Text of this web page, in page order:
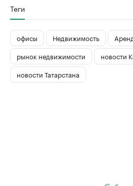
Теги
офисы Недвижимость
рынок недвижимости
новости
новости Татарстана